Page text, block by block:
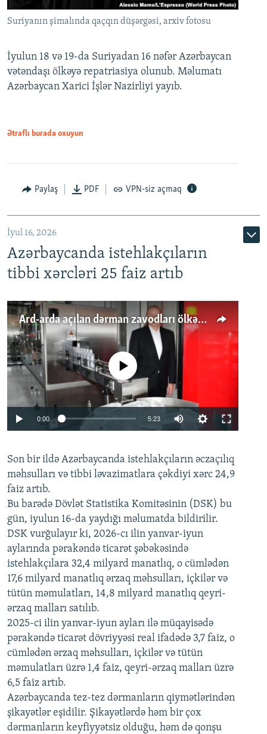
Suriyanın şimalında qaçqın düşərgəsi, arxiv fotosu
İyulun 18 və 19-da Suriyadan 16 nəfər Azərbaycan
vətəndaşı ölkəyə repatriasiya olunub. Məlumatı
Azərbaycan Xarici İşlər Nazirliyi yayıb.
Ətraflı burada oxuyun
Paylaş PDF VPN-siz açmaq
İyul 16, 2026
Azərbaycanda istehlakçıların
tibbi xərcləri 25 faiz artıb
Ard-arda açılan dərman zavodları ölkənin tələbatını ödəyirmi?
Auto 240p 360p 480p
720p 1080p
No media source currently available
0:00 5:23
360p
480p
720p
1080p
Son bir ildə Azərbaycanda istehlakçıların əczaçılıq
məhsulları və tibbi ləvazimatlara çəkdiyi xərc 24,9
faiz artıb.
Bu barədə Dövlət Statistika Komitəsinin (DSK) bu
gün, iyulun 16-da yaydığı məlumatda bildirilir.
DSK vurğulayır ki, 2026-cı ilin yanvar-iyun
aylarında pərakəndə ticarət şəbəkəsində
istehlakçılara 32,4 milyard manatlıq, o cümlədən
17,6 milyard manatlıq ərzaq məhsulları, içkilər və
tütün məmulatları, 14,8 milyard manatlıq qeyri-
ərzaq malları satılıb.
2025-ci ilin yanvar-iyun ayları ilə müqayisədə
pərakəndə ticarət dövriyyəsi real ifadədə 3,7 faiz, o
cümlədən ərzaq məhsulları, içkilər və tütün
məmulatları üzrə 1,4 faiz, qeyri-ərzaq malları üzrə
6,5 faiz artıb.
Azərbaycanda tez-tez dərmanların qiymətlərindən
şikayətlər eşidilir. Şikayətlərdə həm bir çox
dərmanların keyfiyyətsiz olduğu, həm də qonşu